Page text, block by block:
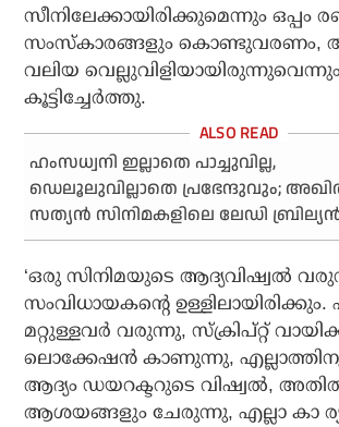
സീനിലേക്കായിരിക്കുമെന്നും ഒപ്പം
സംസ്‌കാരങ്ങളും
വലിയ
കൂട്ടിച്ചേര്‍ത്തു.
ഹംസധ്വനി ഇല്ലാതെ പാച്ചുവില്ല,
ഡെലൂലുവില്ലാതെ പ്രഭേന്ദുവും;
സത്യന്‍ സിനിമകളിലെ ലേഡി
‘ഒരു സിനിമയുടെ ആദ്യവിഷ്വല്‍
സംവിധായകന്റെ ഉള്ളിലായിരിക്കും.
മറ്റുള്ളവര്‍ വരുന്നു, സ്‌ക്രിപ്റ്റ്
ലൊക്കേഷന്‍ കാണുന്നു,
ആദ്യം ഡയറക്ടറുടെ വിഷ്വല്‍,
ആശയങ്ങളും ചേരുന്നു, എല്ലാ കാ